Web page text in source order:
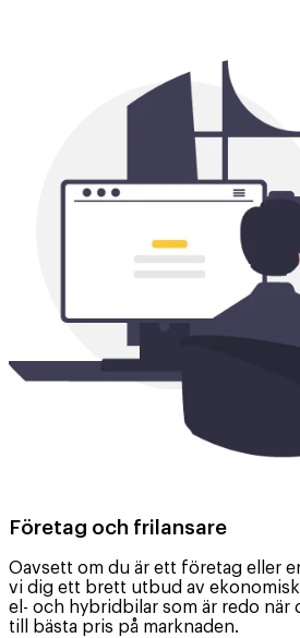
Företag och frilansare
Oavsett om du är ett företag eller
vi dig ett brett utbud av
el- och hybridbilar som är redo när
till bästa pris på marknaden.